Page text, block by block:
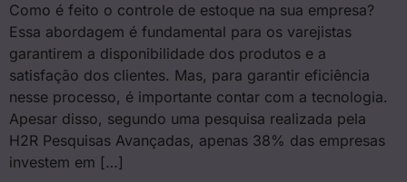
Como é feito o controle de estoque na sua empresa?
Essa abordagem é fundamental para os varejistas
garantirem a disponibilidade dos produtos e a
satisfação dos clientes. Mas, para garantir eficiência
nesse processo, é importante contar com a tecnologia.
Apesar disso, segundo uma pesquisa realizada pela
H2R Pesquisas Avançadas, apenas 38% das empresas
investem em […]